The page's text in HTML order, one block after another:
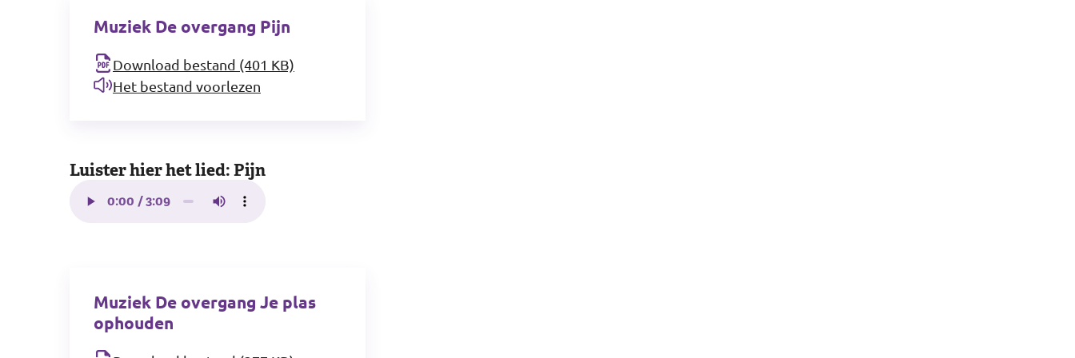
Muziek De overgang Pijn
Download bestand (401 KB)
Het bestand voorlezen
Luister hier het lied: Pijn
Muziek De overgang Je plas
ophouden